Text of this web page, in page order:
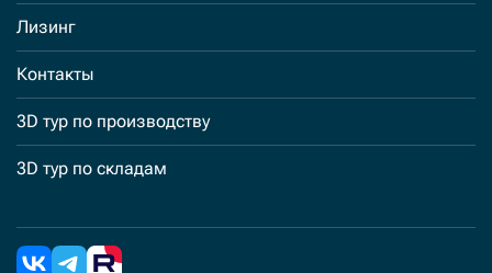
Лизинг
Контакты
3D тур по производству
3D тур по складам